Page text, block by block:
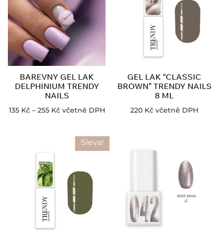
BAREVNY GEL LAK
DELPHINIUM TRENDY
NAILS
135 Kč – 255 Kč včetně DPH
GEL LAK “CLASSIC
BROWN” TRENDY NAILS
8 ML
220 Kč včetně DPH
Sleva!